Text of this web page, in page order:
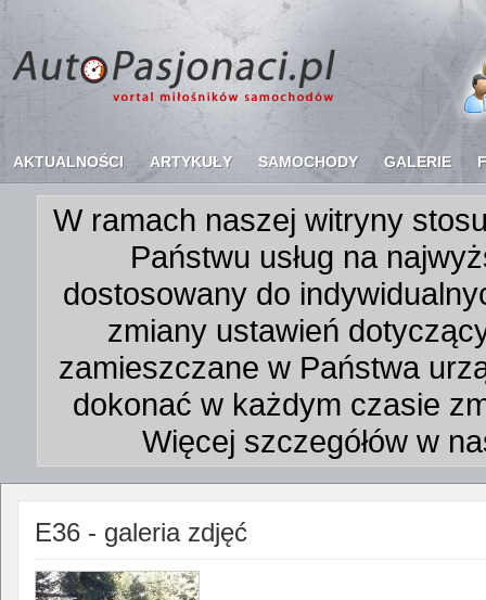
AKTUALNOŚCI ARTYKUŁY SAMOCHODY GALERIE
W ramach naszej witryny
Państwu usług na
dostosowany do
zmiany ustawień
zamieszczane w Państwa
dokonać w każdym czasie
Więcej szczegółów w
E36 - galeria zdjęć